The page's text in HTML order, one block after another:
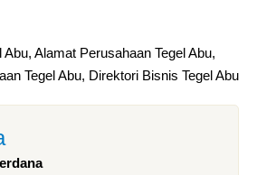
Alamat Perusahaan Tegel Abu,
Tegel Abu, Direktori Bisnis Tegel Abu